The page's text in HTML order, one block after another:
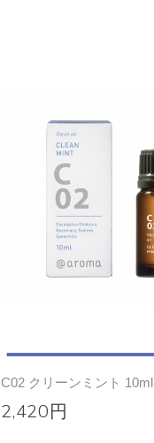
C02 クリーンミント 10ml
2,420円